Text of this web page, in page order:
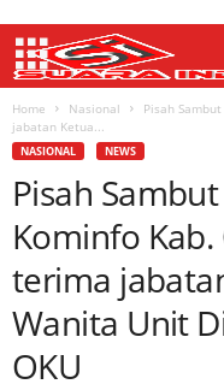
Home Nasional
Pisah
jabatan Ketua...
NASIONAL NEWS
Pisah
Kominfo
terima
Wanita Unit
OKU